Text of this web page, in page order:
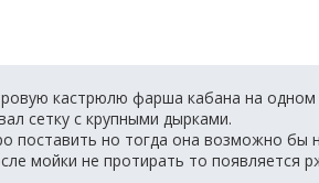
кастрюлю фарша кабана на
сетку с крупными дырками.
поставить но тогда она возможно бы
мойки не протирать то появляется